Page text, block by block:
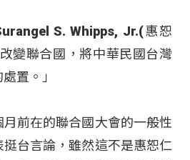
S. Whipps, Jr.(惠恕
變聯合國，將中華民國台灣
置。」
前在的聯合國大會的一般性
台言論，雖然這不是惠恕仁